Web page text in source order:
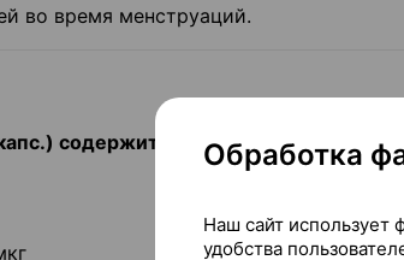
во время менструаций.
содержит: Обработка
Наш сайт использует
удобства